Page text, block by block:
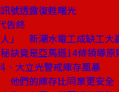
號透露復甦曙光
告終
」 新潮水電工成缺工大
訣竟是亞馬遜14條領導原
、大立光警戒庫存風暴
他們的庫存比同業更安全